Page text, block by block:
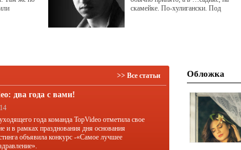
скамейке. По-хулигански. Под
>> Все статьи
два года с вами!
года команда TopVideo отметила свое
и в рамках празднования дня основания
объявила конкурс -«Самое лучшее
Обложка